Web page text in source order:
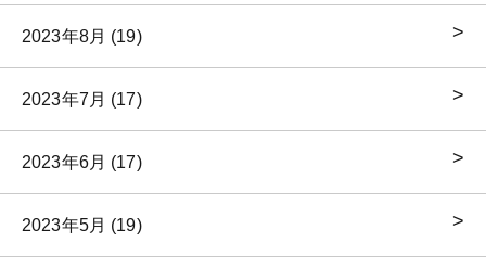
2023年8月 (19)
2023年7月 (17)
2023年6月 (17)
2023年5月 (19)